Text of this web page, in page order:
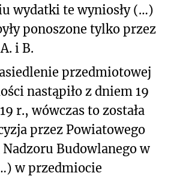
wydatki te wyniosły (…)
ponoszone tylko przez
i B.
przedmiotowej
nastąpiło z dniem 19
r., wówczas to została
przez Powiatowego
Budowlanego w
w przedmiocie